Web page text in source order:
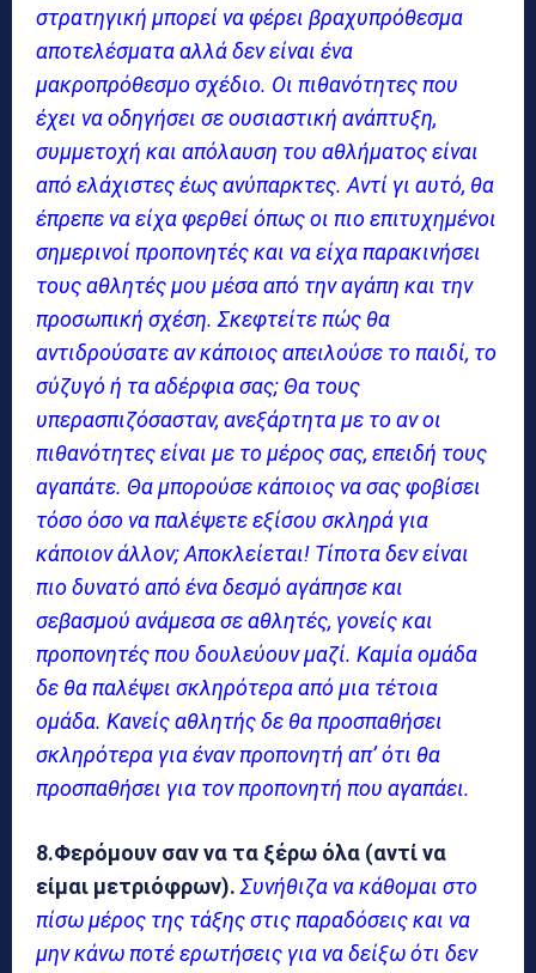
στρατηγική μπορεί να φέρει βραχυπρόθεσμα
αποτελέσματα αλλά δεν είναι ένα
μακροπρόθεσμο σχέδιο. Οι πιθανότητες που
έχει να οδηγήσει σε ουσιαστική ανάπτυξη,
συμμετοχή και απόλαυση του αθλήματος είναι
από ελάχιστες έως ανύπαρκτες. Αντί γι αυτό, θα
έπρεπε να είχα φερθεί όπως οι πιο επιτυχημένοι
σημερινοί προπονητές και να είχα παρακινήσει
τους αθλητές μου μέσα από την αγάπη και την
προσωπική σχέση. Σκεφτείτε πώς θα
αντιδρούσατε αν κάποιος απειλούσε το παιδί, το
σύζυγό ή τα αδέρφια σας; Θα τους
υπερασπιζόσασταν, ανεξάρτητα με το αν οι
πιθανότητες είναι με το μέρος σας, επειδή τους
αγαπάτε. Θα μπορούσε κάποιος να σας φοβίσει
τόσο όσο να παλέψετε εξίσου σκληρά για
κάποιον άλλον; Αποκλείεται! Τίποτα δεν είναι
πιο δυνατό από ένα δεσμό αγάπησε και
σεβασμού ανάμεσα σε αθλητές, γονείς και
προπονητές που δουλεύουν μαζί. Καμία ομάδα
δε θα παλέψει σκληρότερα από μια τέτοια
ομάδα. Κανείς αθλητής δε θα προσπαθήσει
σκληρότερα για έναν προπονητή απ’ ότι θα
προσπαθήσει για τον προπονητή που αγαπάει.
8.Φερόμουν σαν να τα ξέρω όλα (αντί να
είμαι μετριόφρων). Συνήθιζα να κάθομαι στο
πίσω μέρος της τάξης στις παραδόσεις και να
μην κάνω ποτέ ερωτήσεις για να δείξω ότι δεν